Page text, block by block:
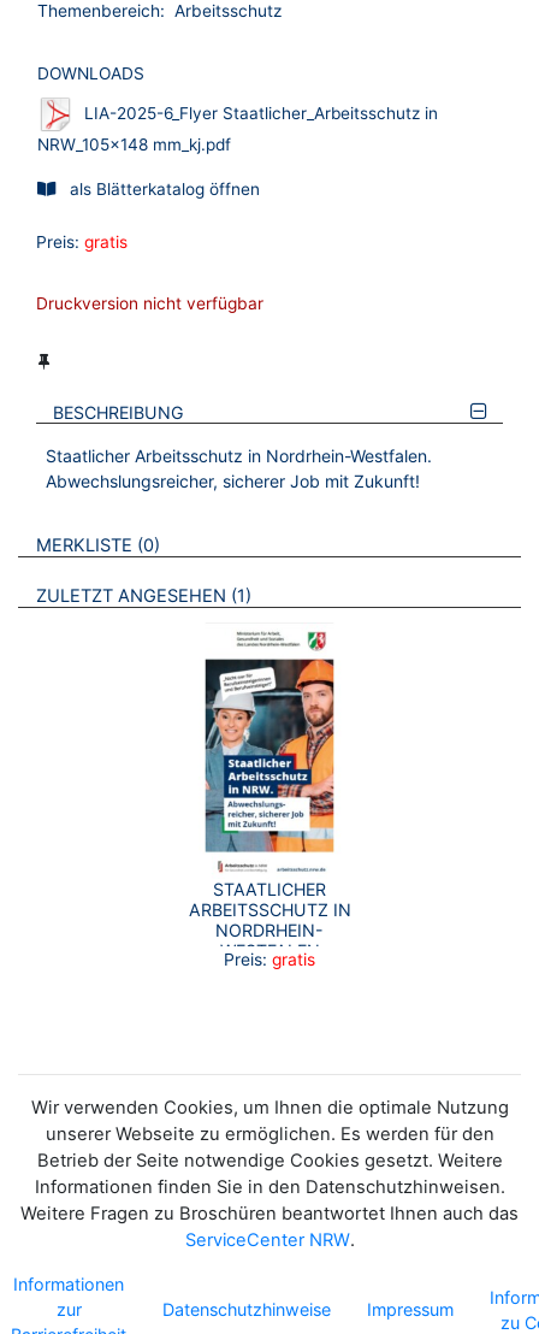
Themenbereich: Arbeitsschutz
DOWNLOADS
LIA-2025-6_Flyer Staatlicher_Arbeitsschutz in
NRW_105x148 mm_kj.pdf
als Blätterkatalog öffnen
Preis: gratis
Druckversion nicht verfügbar
BESCHREIBUNG
Staatlicher Arbeitsschutz in Nordrhein-Westfalen.
Abwechslungsreicher, sicherer Job mit Zukunft!
VERWEISE AUF VERMERKTE- ODER ZULETZT ANGESEHENE
MERKLISTE 0 BROSCHÜREN
ZULETZT ANGESEHEN 1 BROSCHÜREN
STAATLICHER
ARBEITSSCHUTZ IN
NORDRHEIN-
WESTFALEN
Preis: gratis
Wir verwenden Cookies, um Ihnen die optimale Nutzung
unserer Webseite zu ermöglichen. Es werden für den
Betrieb der Seite notwendige Cookies gesetzt. Weitere
Informationen finden Sie in den Datenschutzhinweisen.
Weitere Fragen zu Broschüren beantwortet Ihnen auch das
ServiceCenter NRW.
Informationen
zur
Datenschutzhinweise Impressum
zu